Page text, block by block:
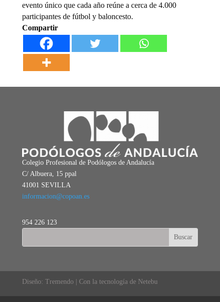
evento único que cada año reúne a cerca de 4.000
participantes de fútbol y baloncesto.
Compartir
Colegio Profesional de Podólogos de Andalucía
C/ Albuera, 15 ppal
41001 SEVILLA
informacion@copoan.es
954 226 123
Diseño: Tremendo | Con la tecnología de Netebu